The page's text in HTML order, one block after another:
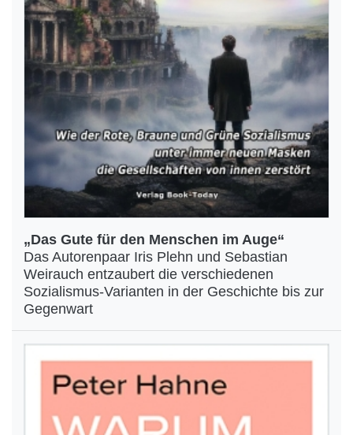
„Das Gute für den Menschen im Auge“
Das Autorenpaar Iris Plehn und Sebastian
Weirauch entzaubert die verschiedenen
Sozialismus-Varianten in der Geschichte bis zur
Gegenwart